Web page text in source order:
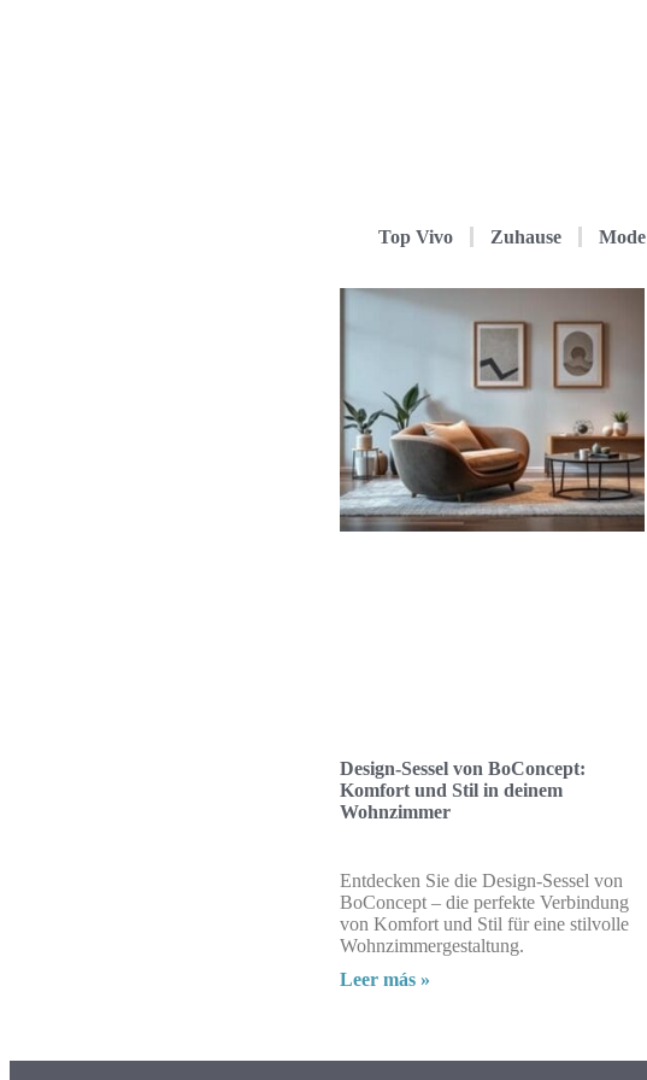
Top Vivo Zuhause Mode
Design-Sessel von BoConcept:
Komfort und Stil in deinem
Wohnzimmer
Entdecken Sie die Design-Sessel von
BoConcept – die perfekte Verbindung
von Komfort und Stil für eine stilvolle
Wohnzimmergestaltung.
Leer más »